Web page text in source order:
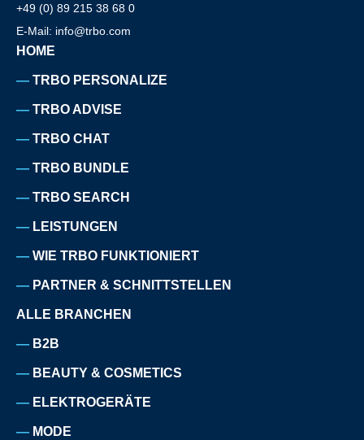
+49 (0) 89 215 38 68 0
E-Mail: info@trbo.com
HOME
TRBO PERSONALIZE
TRBO ADVISE
TRBO CHAT
TRBO BUNDLE
TRBO SEARCH
LEISTUNGEN
WIE TRBO FUNKTIONIERT
PARTNER & SCHNITTSTELLEN
ALLE BRANCHEN
B2B
BEAUTY & COSMETICS
ELEKTROGERÄTE
MODE